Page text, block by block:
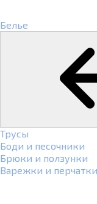
Белье
Трусы
Боди и песочники
Брюки и ползунки
Варежки и перчатки